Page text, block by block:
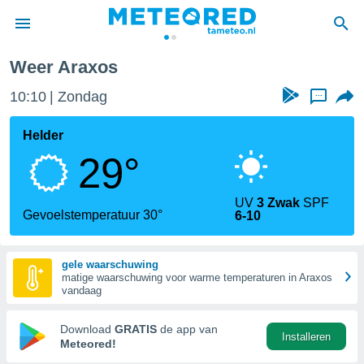
door
verstrekte
hoge
hebt de
voor
op basis
Weer Araxos
10:10 Zondag ...
Helder
29°
Gevoelstemperatuur 30°
UV3 Zwak SPF
6-10
gele waarschuwing
matige waarschuwing voor warme temperaturen in Araxos
vandaag
Download GRATIS de app van
Meteored!
Installeren